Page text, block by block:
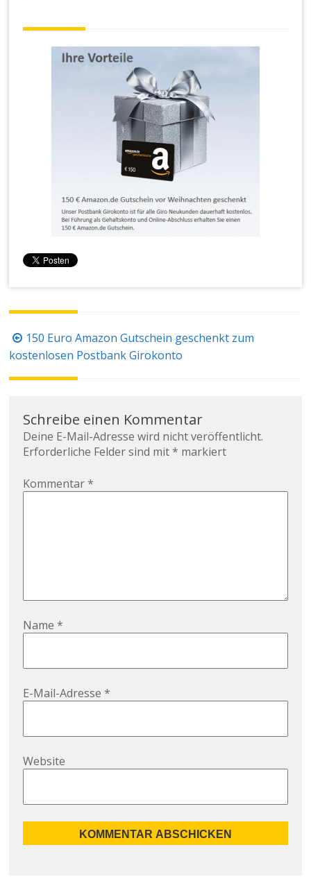
Beitragsnavigation
150 Euro Amazon Gutschein geschenkt zum
kostenlosen Postbank Girokonto
Schreibe einen Kommentar
Deine E-Mail-Adresse wird nicht veröffentlicht.
Erforderliche Felder sind mit* markiert
Kommentar*
Name*
E-Mail-Adresse*
Website